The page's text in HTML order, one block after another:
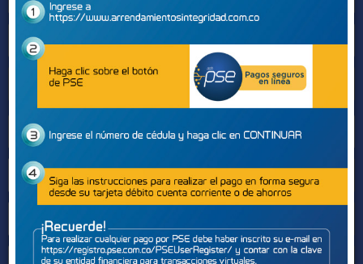
Barrios
BUSCAR
Sectores